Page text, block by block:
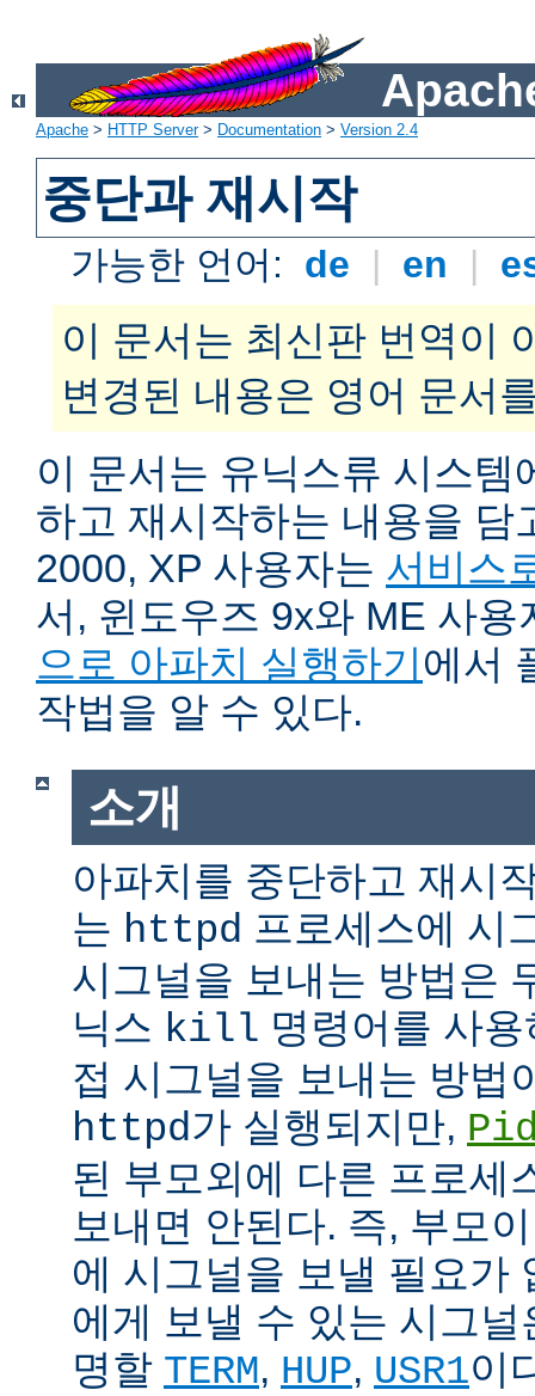
Apache > HTTP Server> Documentation > Version 2.4
중단과 재시작
가능한 언어: de | en |
이 문서는 최신판 번역이
변경된 내용은 영어 문서
이 문서는 유닉스류 시스템
하고 재시작하는 내용을 담
2000, XP 사용자는 서비스
서, 윈도우즈 9x와 ME 사
으로 아파치 실행하기에서
작법을 알 수 있다.
소개
아파치를 중단하고 재시
는 httpd 프로세스에 시
시그널을 보내는 방법은
닉스 kill 명령어를 사
접 시그널을 보내는 방법
httpd가 실행되지만,
된 부모외에 다른 프로세
보내면 안된다. 즉, 부모
에 시그널을 보낼 필요가
에게 보낼 수 있는 시그
명할 TERM, HUP, USR1이